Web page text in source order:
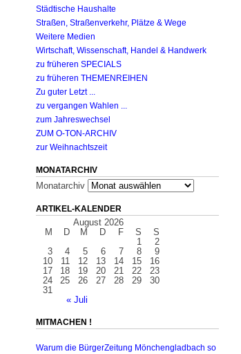
Städtische Haushalte
Straßen, Straßenverkehr, Plätze & Wege
Weitere Medien
Wirtschaft, Wissenschaft, Handel & Handwerk
zu früheren SPECIALS
zu früheren THEMENREIHEN
Zu guter Letzt ...
zu vergangen Wahlen ...
zum Jahreswechsel
ZUM O-TON-ARCHIV
zur Weihnachtszeit
MONATARCHIV
Monatarchiv
ARTIKEL-KALENDER
August 2026
M
D M D F S S
« Juli
1
2
3
4 5 6 7 8
9
10
11 12 13 14 15
16
17
18 19 20 21 22
23
24
25 26 27 28 29
30
31
MITMACHEN !
Warum die BürgerZeitung Mönchengladbach so